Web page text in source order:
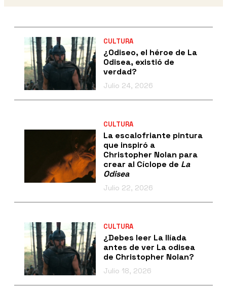
CULTURA
¿Odiseo, el héroe de La
Odisea, existió de
verdad?
Julio 24, 2026
CULTURA
La escalofriante pintura
que inspiró a
Christopher Nolan para
crear al Cíclope de La
Odisea
Julio 22, 2026
CULTURA
¿Debes leer La Ilíada
antes de ver La odisea
de Christopher Nolan?
Julio 18, 2026